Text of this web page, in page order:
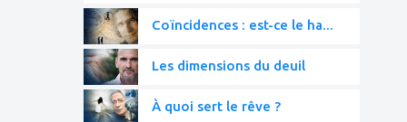
Coïncidences : est-ce le ha...
Les dimensions du deuil
À quoi sert le rêve ?